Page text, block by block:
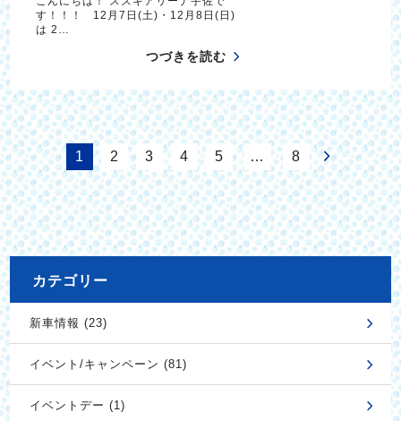
す！！！ 12月7日(土)・12月8日(日)
は 2…
つづきを読む
1 2 3 4 5 … 8
カテゴリー
新車情報 (23)
イベント/キャンペーン (81)
イベントデー (1)